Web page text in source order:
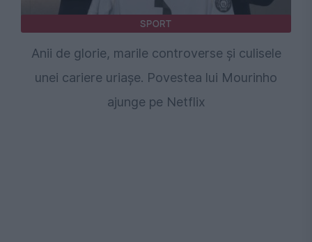
SPORT
Anii de glorie, marile controverse și culisele
unei cariere uriașe. Povestea lui Mourinho
ajunge pe Netflix